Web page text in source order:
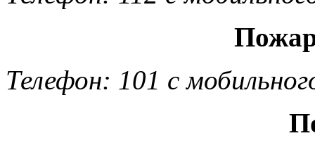
Телефон: 101 с